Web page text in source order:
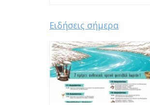
Ειδήσεις σήμερα